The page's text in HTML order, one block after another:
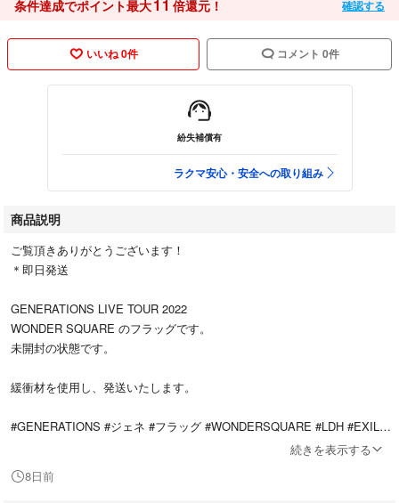
条件達成でポイント最大11 倍還元！ 確認する
いいね 0件 コメント 0件
紛失補償有
ラクマ安心・安全への取り組み
商品説明
ご覧頂きありがとうございます！
＊即日発送
GENERATIONS LIVE TOUR 2022
WONDER SQUARE のフラッグです。
未開封の状態です。
緩衝材を使用し、発送いたします。
#GENERATIONS #ジェネ #フラッグ #WONDERSQUARE #LDH #EXILET
続きを表示する
8日前